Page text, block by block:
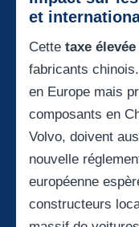
et
Cette taxe élevée
fabricants
en Europe mais
composants en
Volvo, doivent
nouvelle
européenne
constructeurs